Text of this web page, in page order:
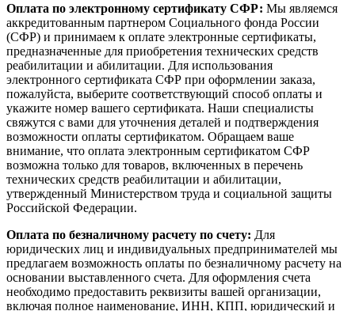
Оплата по электронному сертификату СФР: Мы являемся
аккредитованным партнером Социального фонда России
(СФР) и принимаем к оплате электронные сертификаты,
предназначенные для приобретения технических средств
реабилитации и абилитации. Для использования
электронного сертификата СФР при оформлении заказа,
пожалуйста, выберите соответствующий способ оплаты и
укажите номер вашего сертификата. Наши специалисты
свяжутся с вами для уточнения деталей и подтверждения
возможности оплаты сертификатом. Обращаем ваше
внимание, что оплата электронным сертификатом СФР
возможна только для товаров, включенных в перечень
технических средств реабилитации и абилитации,
утвержденный Министерством труда и социальной защиты
Российской Федерации.
Оплата по безналичному расчету по счету: Для
юридических лиц и индивидуальных предпринимателей мы
предлагаем возможность оплаты по безналичному расчету на
основании выставленного счета. Для оформления счета
необходимо предоставить реквизиты вашей организации,
включая полное наименование, ИНН, КПП, юридический и